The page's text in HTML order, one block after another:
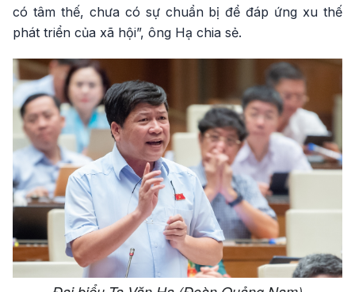
có tâm thế, chưa có sự chuẩn bị để đáp ứng xu thế
phát triển của xã hội”, ông Hạ chia sẻ.